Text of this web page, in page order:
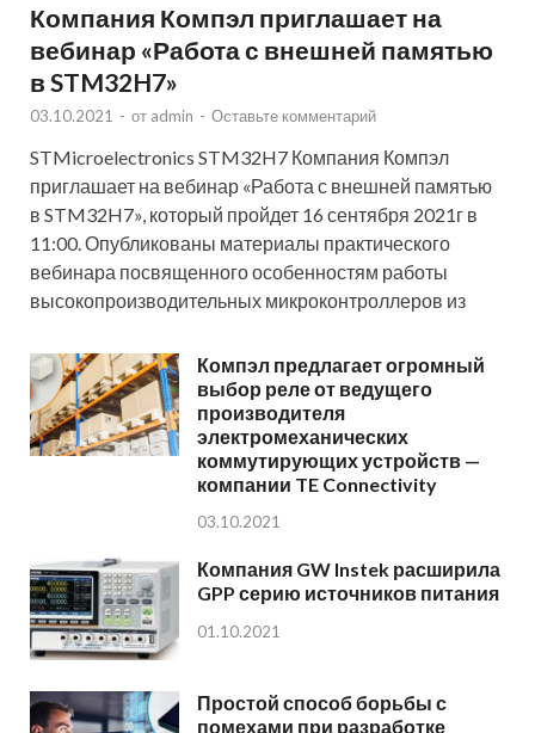
Компания Компэл приглашает на
вебинар «Работа с внешней памятью
в STM32H7»
03.10.2021 - от admin - Оставьте комментарий
STMicroelectronics STM32H7 Компания Компэл
приглашает на вебинар «Работа с внешней памятью
в STM32H7», который пройдет 16 сентября 2021г в
11:00. Опубликованы материалы практического
вебинара посвященного особенностям работы
высокопроизводительных микроконтроллеров из
Компэл предлагает огромный
выбор реле от ведущего
производителя
электромеханических
коммутирующих устройств —
компании TE Connectivity
03.10.2021
Компания GW Instek расширила
GPP серию источников питания
01.10.2021
Простой способ борьбы с
помехами при разработке